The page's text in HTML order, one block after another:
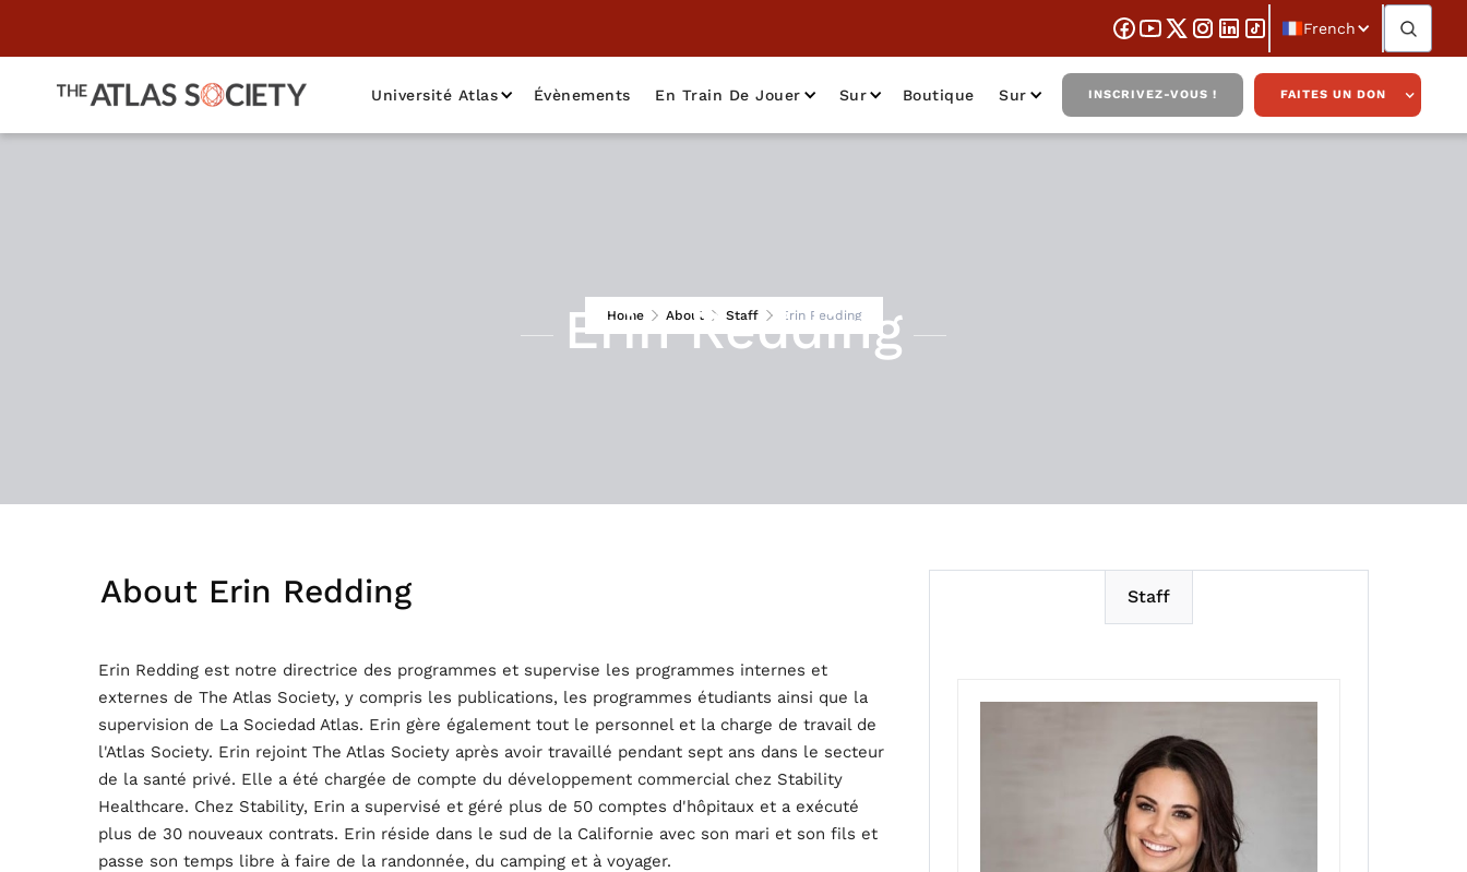
French
Université Atlas Évènements En Train De Jouer Sur Boutique Sur INSCRIVEZ-VOUS ! FAITES UN DON
Home About Staff Erin Redding
Erin Redding
About Erin Redding
Erin Redding est notre directrice des programmes et supervise les programmes internes et
externes de The Atlas Society, y compris les publications, les programmes étudiants ainsi que la
supervision de La Sociedad Atlas. Erin gère également tout le personnel et la charge de travail de
l'Atlas Society. Erin rejoint The Atlas Society après avoir travaillé pendant sept ans dans le secteur
de la santé privé. Elle a été chargée de compte du développement commercial chez Stability
Healthcare. Chez Stability, Erin a supervisé et géré plus de 50 comptes d'hôpitaux et a exécuté
plus de 30 nouveaux contrats. Erin réside dans le sud de la Californie avec son mari et son fils et
passe son temps libre à faire de la randonnée, du camping et à voyager.
Staff